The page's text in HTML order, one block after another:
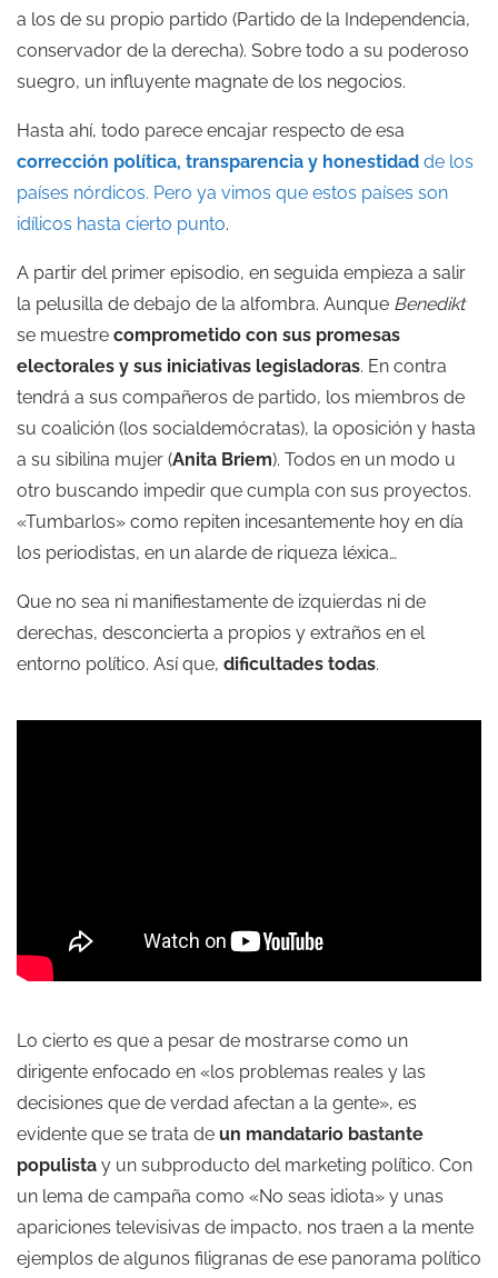
a los de su propio partido (Partido de la Independencia,
conservador de la derecha). Sobre todo a su poderoso
suegro, un influyente magnate de los negocios.
Hasta ahí, todo parece encajar respecto de esa
corrección política, transparencia y honestidad de los
países nórdicos. Pero ya vimos que estos países son
idílicos hasta cierto punto.
A partir del primer episodio, en seguida empieza a salir
la pelusilla de debajo de la alfombra. Aunque Benedikt
se muestre comprometido con sus promesas
electorales y sus iniciativas legisladoras. En contra
tendrá a sus compañeros de partido, los miembros de
su coalición (los socialdemócratas), la oposición y hasta
a su sibilina mujer (Anita Briem). Todos en un modo u
otro buscando impedir que cumpla con sus proyectos.
«Tumbarlos» como repiten incesantemente hoy en día
los periodistas, en un alarde de riqueza léxica…
Que no sea ni manifiestamente de izquierdas ni de
derechas, desconcierta a propios y extraños en el
entorno político. Así que, dificultades todas.
Lo cierto es que a pesar de mostrarse como un
dirigente enfocado en «los problemas reales y las
decisiones que de verdad afectan a la gente», es
evidente que se trata de un mandatario bastante
populista y un subproducto del marketing político. Con
un lema de campaña como «No seas idiota» y unas
apariciones televisivas de impacto, nos traen a la mente
ejemplos de algunos filigranas de ese panorama político